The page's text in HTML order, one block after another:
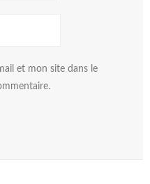
et mon site dans le